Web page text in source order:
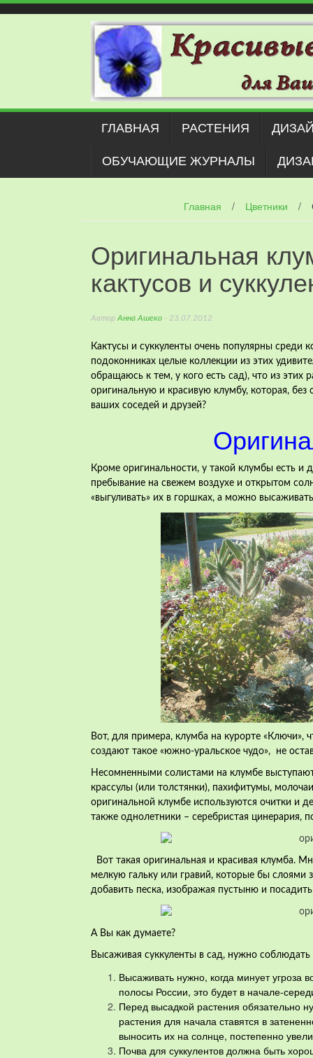
Наверх
ГЛАВНАЯ РАСТЕНИЯ
ОБУЧАЮЩИЕ ЖУРНАЛЫ
Главная / Цветники /
Оригинальная
кактусов и
Автор Анна Ашеко - 23.07.2012
Кактусы и суккуленты очень популярны среди
подоконниках целые коллекции из этих
обращаюсь к тем, у кого есть сад), что из этих
оригинальную и красивую клумбу, которая,
ваших соседей и друзей?
Кроме оригинальности, у такой клумбы есть и
пребывание на свежем воздухе и открытом
«выгуливать» их в горшках, а можно
Вот, для примера, клумба на курорте «Ключи»,
создают такое «южно-уральское чудо», не
Несомненными солистами на клумбе
крассулы (или толстянки), пахифитумы,
оригинальной клумбе используются очитки и
также однолетники – серебристая цинерария,
Вот такая оригинальная и красивая клумба.
мелкую гальку или гравий, которые бы
добавить песка, изображая пустыню и
А Вы как думаете?
Высаживая суккуленты в сад, нужно соблюдать
Высаживать нужно, когда минует угроза
полосы России, это будет в начале-
Перед высадкой растения обязательно
растения для начала ставятся в
выносить их на солнце, постепенно
Почва для суккулентов должна быть